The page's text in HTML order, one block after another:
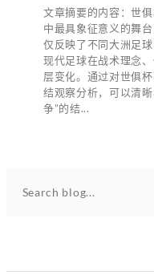
文章摘要的内容：世
中最具象征意义的舞
仅反映了不同大洲足
现代足球在战术理念
层变化。通过对世俱
结观察分析，可以清
争”的结...
Search blog...